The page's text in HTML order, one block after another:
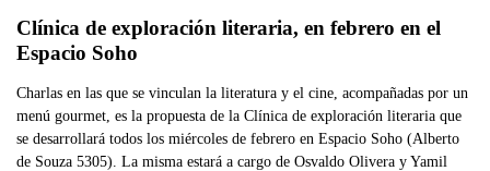
Clínica de exploración literaria, en febrero en el
Espacio Soho
Charlas en las que se vinculan la literatura y el cine, acompañadas por un
menú gourmet, es la propuesta de la Clínica de exploración literaria que
se desarrollará todos los miércoles de febrero en Espacio Soho (Alberto
de Souza 5305). La misma estará a cargo de Osvaldo Olivera y Yamil